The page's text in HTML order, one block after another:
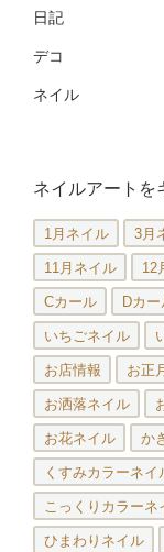
日記
デコ
ネイル
ネイルアートを
1月ネイル 3月
11月ネイル 12
Cカール Dカー
いちごネイル
お店情報 お正
お洒落ネイル
お花ネイル か
くすみカラーネイ
こっくりカラーネ
ひまわりネイル